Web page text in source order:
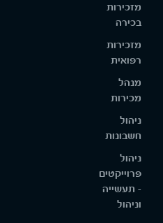
מזכירות
בכירה
מזכירות
רפואית
מנהל
מכירות
ניהול
חשבונות
ניהול
פרוייקטים
- תעשייה
וניהול